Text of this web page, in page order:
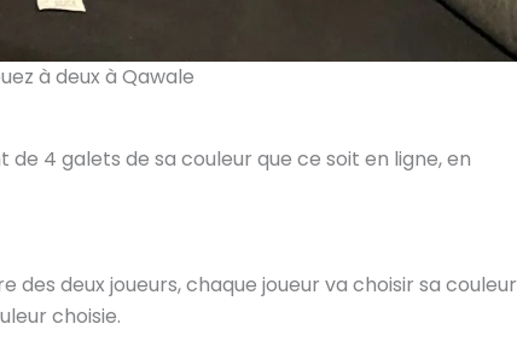
à deux à Qawale
4 galets de sa couleur que ce soit en ligne, en
des deux joueurs, chaque joueur va choisir sa couleur
choisie.